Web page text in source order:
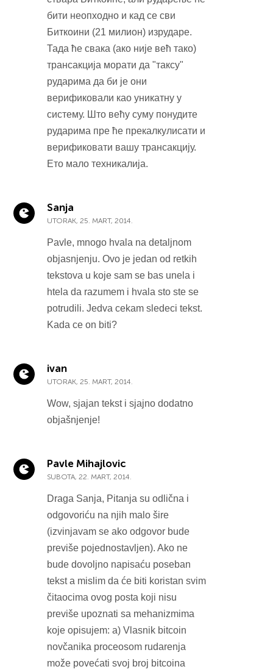
бити неопходно и кад се сви
Биткоини (21 милион) изрударе.
Тада ће свака (ако није већ тако)
трансакција морати да "таксу"
рударима да би је они
верификовали као уникатну у
систему. Што већу суму понудите
рударима пре ће прекалкулисати и
верификовати вашу трансакцију.
Ето мало техникалија.
Sanja
UTORAK, 25. MART, 2014.
Pavle, mnogo hvala na detaljnom
objasnjenju. Ovo je jedan od retkih
tekstova u koje sam se bas unela i
htela da razumem i hvala sto ste se
potrudili. Jedva cekam sledeci tekst.
Kada ce on biti?
ivan
UTORAK, 25. MART, 2014.
Wow, sjajan tekst i sjajno dodatno
objašnjenje!
Pavle Mihajlovic
SUBOTA, 22. MART, 2014.
Draga Sanja, Pitanja su odlična i
odgovoriću na njih malo šire
(izvinjavam se ako odgovor bude
previše pojednostavljen). Ako ne
bude dovoljno napisaću poseban
tekst a mislim da će biti koristan svim
čitaocima ovog posta koji nisu
previše upoznati sa mehanizmima
koje opisujem: a) Vlasnik bitcoin
novčanika proceosom rudarenja
može povećati svoj broj bitcoina